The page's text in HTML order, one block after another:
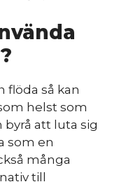
flöda så kan
helst som
byrå att luta sig
som en
många
till